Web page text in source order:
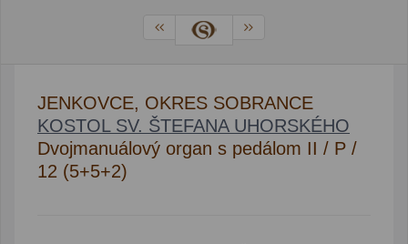
JENKOVCE, OKRES SOBRANCE
KOSTOL SV. ŠTEFANA UHORSKÉHO
Dvojmanuálový organ s pedálom II / P /
12 (5+5+2)